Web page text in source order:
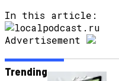
In this article:
Advertisement
Trending